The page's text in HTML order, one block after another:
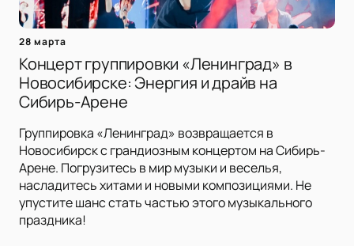
28 марта
Концерт группировки «Ленинград» в
Новосибирске: Энергия и драйв на
Сибирь-Арене
Группировка «Ленинград» возвращается в
Новосибирск с грандиозным концертом на Сибирь-
Арене. Погрузитесь в мир музыки и веселья,
насладитесь хитами и новыми композициями. Не
упустите шанс стать частью этого музыкального
праздника!